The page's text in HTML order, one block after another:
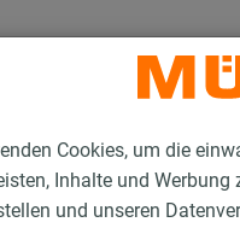
Cookies, um die
Inhalte und
und unseren